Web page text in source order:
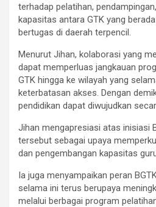
terhadap pelatihan,
kapasitas antara GTK yang
bertugas di daerah terpencil.
Menurut Jihan, kolaborasi yang
dapat memperluas jangkauan
GTK hingga ke wilayah yang
keterbatasan akses. Dengan
pendidikan dapat diwujudkan
Jihan mengapresiasi atas inisiasi
tersebut sebagai upaya
dan pengembangan kapasitas
Ia juga menyampaikan peran
selama ini terus berupaya
melalui berbagai program